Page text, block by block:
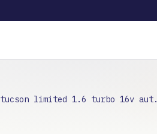
tucson limited 1.6 turbo 16v aut.